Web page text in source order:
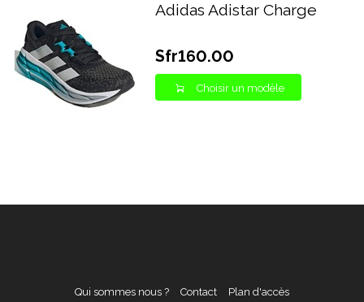
Adidas Adistar Charge
Sfr160.00
Choisir un modèle
Qui sommes nous ? Contact Plan d'accès